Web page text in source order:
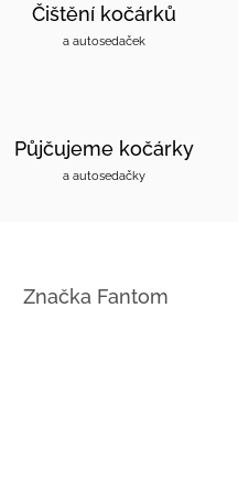
Čištění kočárků
a autosedaček
Půjčujeme kočárky
a autosedačky
Značka Fantom